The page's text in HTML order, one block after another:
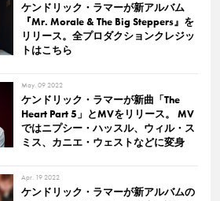
ケンドリック・ラマーが新アルバム
『Mr. Morale & The Big Steppers』を
リリース。全プロダクションクレジッ
トはこちら
May. 09 2022
ケンドリック・ラマーが新曲「The
Heart Part 5」とMVをリリース。 MV
ではニプシー・ハッスル、ウィル・ス
ミス、カニエ・ウェストなどに変身
Apr. 19 2022
ケンドリック・ラマーが新アルバムの